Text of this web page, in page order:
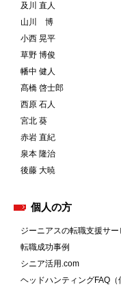
及川 直人
山川 博
小西 晃平
草野 博俊
幡中 健人
髙橋 啓士郎
西原 石人
宮北 葵
赤岩 直紀
泉本 隆治
後藤 大暁
個人の方
ジーニアスの転職支援サー
転職成功事例
シニア活用.com
ヘッドハンティングFAQ（